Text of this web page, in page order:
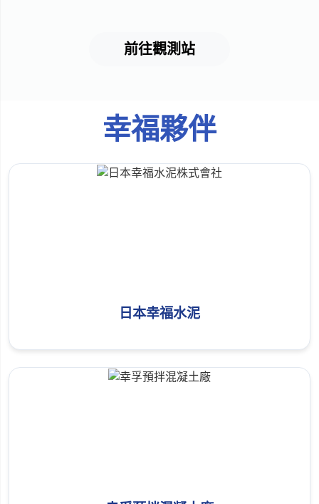
前往觀測站
幸福夥伴
日本幸福水泥